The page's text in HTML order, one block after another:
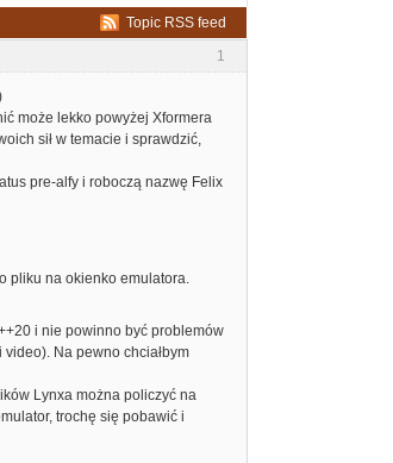
Topic RSS feed
1
może lekko powyżej Xformera
sił w temacie i sprawdzić,
pre-alfy i roboczą nazwę Felix
pliku na okienko emulatora.
i nie powinno być problemów
Na pewno chciałbym
Lynxa można policzyć na
trochę się pobawić i